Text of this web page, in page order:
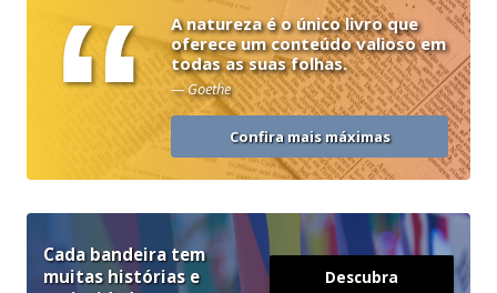
“
A natureza é o único livro que
oferece um conteúdo valioso em
todas as suas folhas.
— Goethe
Confira mais máximas
Cada bandeira tem
muitas histórias e
Descubra